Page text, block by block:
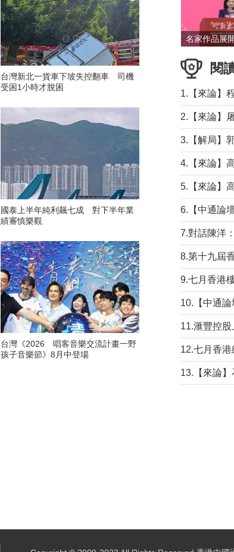
台灣新北一貨車下坡失控翻車 司機
受困1小時才脫困
國泰上半年純利飆七成 對下半年業
績審慎樂觀
台灣《2026 唱客音樂交流計畫一野
孩子音樂節》8月中登場
閱
8.第十九屆
9.七月香港
11.滙豐控
12.七月香